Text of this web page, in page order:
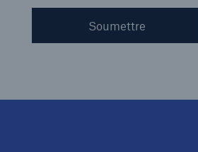
Soumettre